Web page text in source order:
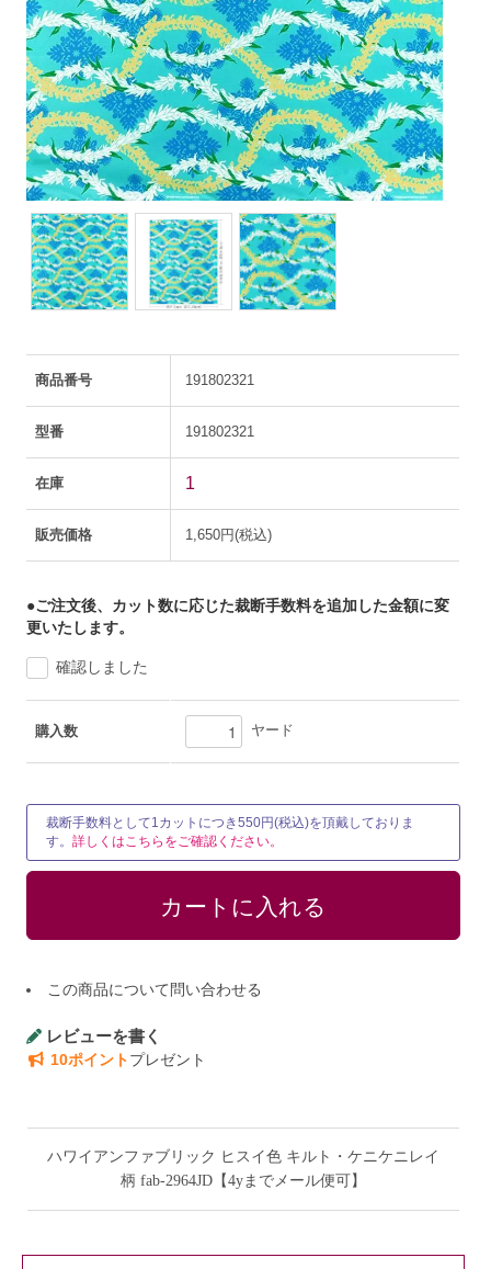
商品番号 191802321
型番 191802321
在庫 1
販売価格 1,650円(税込)
●ご注文後、カット数に応じた裁断手数料を追加した金額に変
更いたします。
確認しました
購入数 ヤード
裁断手数料として1カットにつき550円(税込)を頂戴しておりま
す。詳しくはこちらをご確認ください。
この商品について問い合わせる
レビューを書く
10ポイントプレゼント
ハワイアンファブリック ヒスイ色 キルト・ケニケニレイ
柄 fab-2964JD【4yまでメール便可】